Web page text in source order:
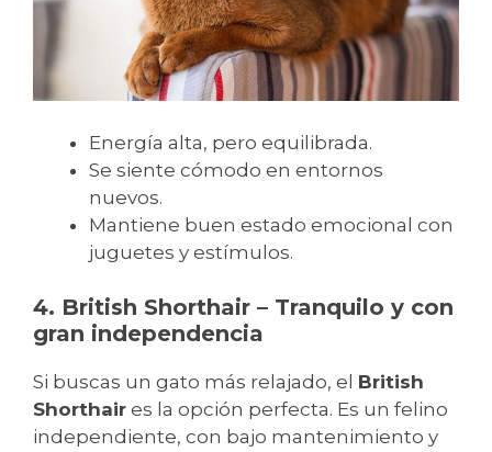
Energía alta, pero equilibrada.
Se siente cómodo en entornos
nuevos.
Mantiene buen estado emocional con
juguetes y estímulos.
4. British Shorthair – Tranquilo y con
gran independencia
Si buscas un gato más relajado, el British
Shorthair es la opción perfecta. Es un felino
independiente, con bajo mantenimiento y